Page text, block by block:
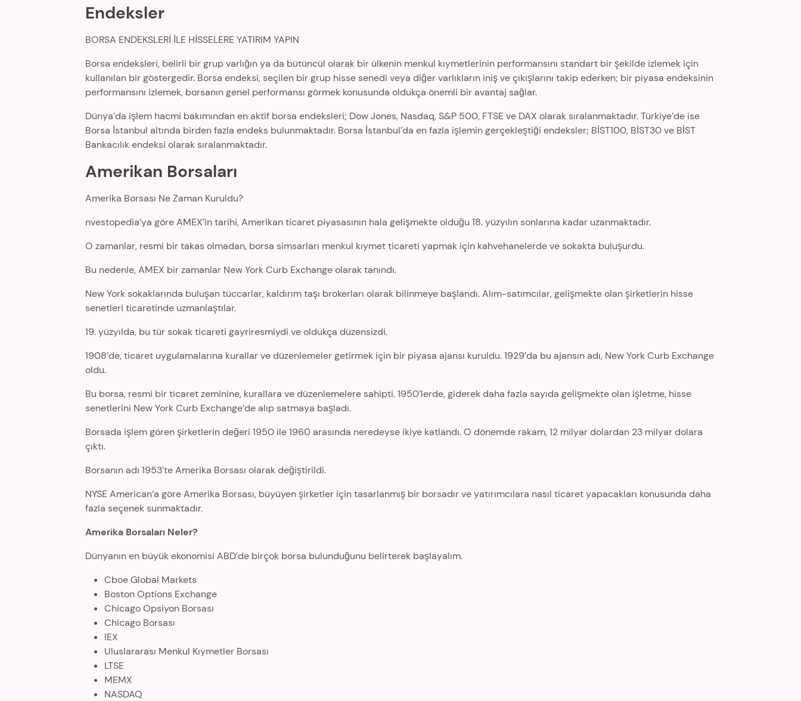
Endeksler
BORSA ENDEKSLERİ İLE HİSSELERE YATIRIM YAPIN
Borsa endeksleri, belirli bir grup varlığın ya da bütüncül olarak bir ülkenin menkul kıymetlerinin performansını standart bir şekilde izlemek için
kullanılan bir göstergedir. Borsa endeksi, seçilen bir grup hisse senedi veya diğer varlıkların iniş ve çıkışlarını takip ederken; bir piyasa endeksinin
performansını izlemek, borsanın genel performansı görmek konusunda oldukça önemli bir avantaj sağlar.
Dünya’da işlem hacmi bakımından en aktif borsa endeksleri; Dow Jones, Nasdaq, S&P 500, FTSE ve DAX olarak sıralanmaktadır. Türkiye’de ise
Borsa İstanbul altında birden fazla endeks bulunmaktadır. Borsa İstanbul’da en fazla işlemin gerçekleştiği endeksler; BİST100, BİST30 ve BİST
Bankacılık endeksi olarak sıralanmaktadır.
Amerikan Borsaları
Amerika Borsası Ne Zaman Kuruldu?
nvestopedia’ya göre AMEX’in tarihi, Amerikan ticaret piyasasının hala gelişmekte olduğu 18. yüzyılın sonlarına kadar uzanmaktadır.
O zamanlar, resmi bir takas olmadan, borsa simsarları menkul kıymet ticareti yapmak için kahvehanelerde ve sokakta buluşurdu.
Bu nedenle, AMEX bir zamanlar New York Curb Exchange olarak tanındı.
New York sokaklarında buluşan tüccarlar, kaldırım taşı brokerları olarak bilinmeye başlandı. Alım-satımcılar, gelişmekte olan şirketlerin hisse
senetleri ticaretinde uzmanlaştılar.
19. yüzyılda, bu tür sokak ticareti gayriresmiydi ve oldukça düzensizdi.
1908’de, ticaret uygulamalarına kurallar ve düzenlemeler getirmek için bir piyasa ajansı kuruldu. 1929’da bu ajansın adı, New York Curb Exchange
oldu.
Bu borsa, resmi bir ticaret zeminine, kurallara ve düzenlemelere sahipti. 1950’lerde, giderek daha fazla sayıda gelişmekte olan işletme, hisse
senetlerini New York Curb Exchange’de alıp satmaya başladı.
Borsada işlem gören şirketlerin değeri 1950 ile 1960 arasında neredeyse ikiye katlandı. O dönemde rakam, 12 milyar dolardan 23 milyar dolara
çıktı.
Borsanın adı 1953’te Amerika Borsası olarak değiştirildi.
NYSE American’a göre Amerika Borsası, büyüyen şirketler için tasarlanmış bir borsadır ve yatırımcılara nasıl ticaret yapacakları konusunda daha
fazla seçenek sunmaktadır.
Amerika Borsaları Neler?
Dünyanın en büyük ekonomisi ABD’de birçok borsa bulunduğunu belirterek başlayalım.
Cboe Global Markets
Boston Options Exchange
Chicago Opsiyon Borsası
Chicago Borsası
IEX
Uluslararası Menkul Kıymetler Borsası
LTSE
MEMX
NASDAQ